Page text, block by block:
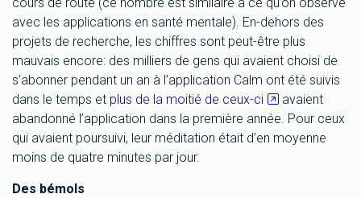
avec les applications en santé mentale). En-dehors des
projets de recherche, les chiffres sont peut-être plus
mauvais encore: des milliers de gens qui avaient choisi de
s’abonner pendant un an à l’application Calm ont été suivis
dans le temps et plus de la moitié de ceux-ci
avaient
abandonné l’application dans la première année. Pour ceux
qui avaient poursuivi, leur méditation était d’en moyenne
moins de quatre minutes par jour.
Des bémols